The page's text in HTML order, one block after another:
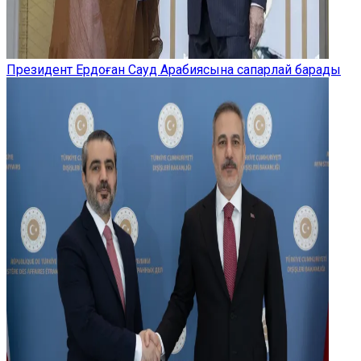
Президент Ердоған Сауд Арабиясына сапарлай барады